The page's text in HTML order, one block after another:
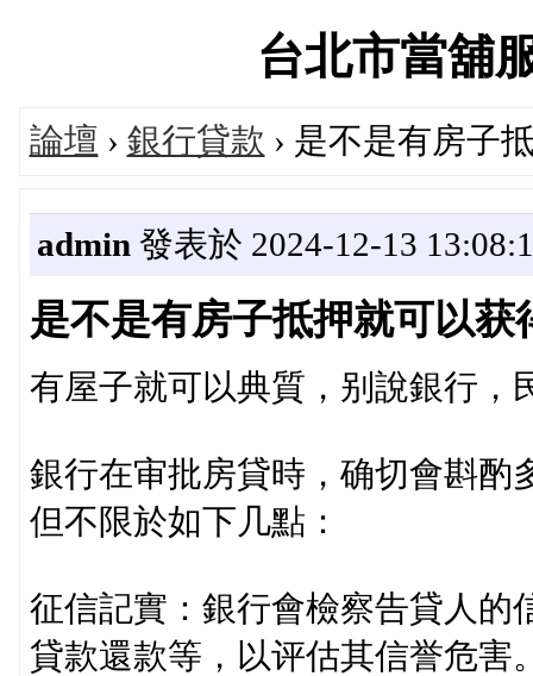
台北市當舖
論壇 › 銀行貸款 › 是不是有房子
admin 發表於 2024-12-13
是不是有房子抵押就可以获
有屋子就可以典質，别說銀行，
銀行在审批房貸時，确切會斟酌
但不限於如下几點：
征信記實：銀行會檢察告貸人的
貸款還款等，以评估其信誉危害